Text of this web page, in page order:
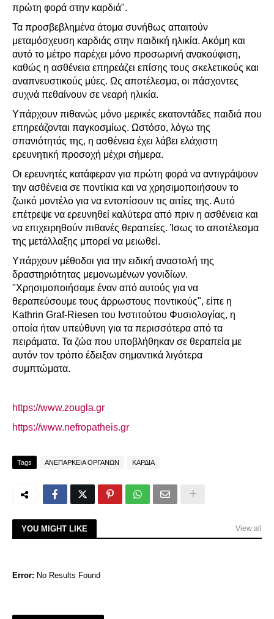
πρώτη φορά στην καρδιά".
Τα προσβεβλημένα άτομα συνήθως απαιτούν
μεταμόσχευση καρδιάς στην παιδική ηλικία. Ακόμη και
αυτό το μέτρο παρέχει μόνο προσωρινή ανακούφιση,
καθώς η ασθένεια επηρεάζει επίσης τους σκελετικούς και
αναπνευστικούς μύες. Ως αποτέλεσμα, οι πάσχοντες
συχνά πεθαίνουν σε νεαρή ηλικία.
Υπάρχουν πιθανώς μόνο μερικές εκατοντάδες παιδιά που
επηρεάζονται παγκοσμίως. Ωστόσο, λόγω της
σπανιότητάς της, η ασθένεια έχει λάβει ελάχιστη
ερευνητική προσοχή μέχρι σήμερα.
Οι ερευνητές κατάφεραν για πρώτη φορά να αντιγράψουν
την ασθένεια σε ποντίκια και να χρησιμοποιήσουν το
ζωικό μοντέλο για να εντοπίσουν τις αιτίες της. Αυτό
επέτρεψε να ερευνηθεί καλύτερα από πριν η ασθένεια και
να επιχειρηθούν πιθανές θεραπείες. Ίσως το αποτέλεσμα
της μετάλλαξης μπορεί να μειωθεί.
Υπάρχουν μέθοδοι για την ειδική αναστολή της
δραστηριότητας μεμονωμένων γονιδίων.
"Χρησιμοποιήσαμε έναν από αυτούς για να
θεραπεύσουμε τους άρρωστους ποντικούς", είπε η
Kathrin Graf-Riesen του Ινστιτούτου Φυσιολογίας, η
οποία ήταν υπεύθυνη για τα περισσότερα από τα
πειράματα. Τα ζώα που υποβλήθηκαν σε θεραπεία με
αυτόν τον τρόπο έδειξαν σημαντικά λιγότερα
συμπτώματα.
https://www.zougla.gr
https://www.nefropatheis.gr
Tags ΑΝΕΠΑΡΚΕΙΑ ΟΡΓΑΝΩΝ ΚΑΡΔΙΑ
YOU MIGHT LIKE View all
Error: No Results Found